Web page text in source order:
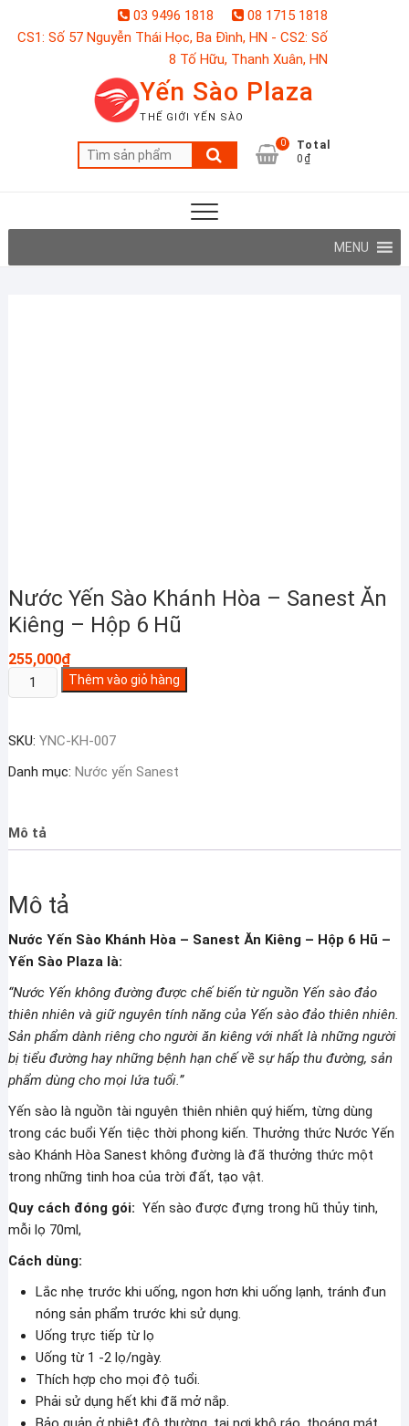
03 9496 1818
08 1715 1818
CS1: Số 57 Nguyễn Thái Học, Ba Đình, HN - CS2: Số
8 Tố Hữu, Thanh Xuân, HN
Yến Sào Plaza
THẾ GIỚI YẾN SÀO
Tìm
kiếm:
0
Total
0₫
MENU
Nước Yến Sào Khánh Hòa – Sanest Ăn
Kiêng – Hộp 6 Hũ
255,000₫
Nước
Yến
Khánh
Hòa
Ăn
Kiêng
Hộp
6
Hũ
số
lượng
Thêm vào giỏ hàng
SKU: YNC-KH-007
Danh mục: Nước yến Sanest
Mô tả
Mô tả
Nước Yến Sào Khánh Hòa – Sanest Ăn Kiêng – Hộp 6 Hũ –
Yến Sào Plaza là:
“Nước Yến không đường được chế biến từ nguồn Yến sào đảo
thiên nhiên và giữ nguyên tính năng của Yến sào đảo thiên nhiên.
Sản phẩm dành riêng cho người ăn kiêng với nhất là những người
bị tiểu đường hay những bệnh hạn chế về sự hấp thu đường, sản
phẩm dùng cho mọi lứa tuổi.”
Yến sào là nguồn tài nguyên thiên nhiên quý hiếm, từng dùng
trong các buổi Yến tiệc thời phong kiến. Thưởng thức Nước Yến
sào Khánh Hòa Sanest không đường là đã thưởng thức một
trong những tinh hoa của trời đất, tạo vật.
Quy cách đóng gói: Yến sào được đựng trong hũ thủy tinh,
mỗi lọ 70ml,
Cách dùng:
Lắc nhẹ trước khi uống, ngon hơn khi uống lạnh, tránh đun
nóng sản phẩm trước khi sử dụng.
Uống trực tiếp từ lọ
Uống từ 1 -2 lọ/ngày.
Thích hợp cho mọi độ tuổi.
Phải sử dụng hết khi đã mở nắp.